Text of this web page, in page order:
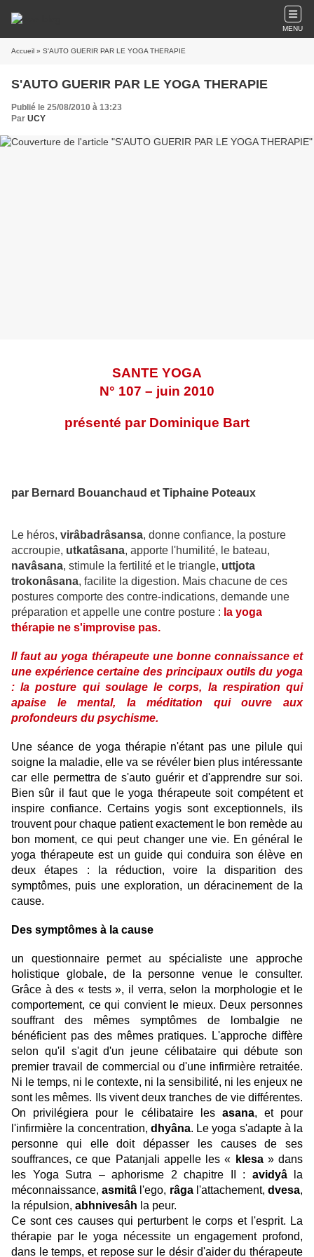
MENU
Accueil » S'AUTO GUERIR PAR LE YOGA THERAPIE
S'AUTO GUERIR PAR LE YOGA THERAPIE
Publié le 25/08/2010 à 13:23
Par UCY
SANTE YOGA
N° 107 – juin 2010
présenté par Dominique Bart
par Bernard Bouanchaud et Tiphaine Poteaux
Le héros, virâbadrâsansa, donne confiance, la posture
accroupie, utkatâsana, apporte l'humilité, le bateau,
navâsana, stimule la fertilité et le triangle, uttjota
trokonâsana, facilite la digestion. Mais chacune de ces
postures comporte des contre-indications, demande une
préparation et appelle une contre posture : la yoga
thérapie ne s'improvise pas.
Il faut au yoga thérapeute une bonne connaissance et
une expérience certaine des principaux outils du yoga
: la posture qui soulage le corps, la respiration qui
apaise le mental, la méditation qui ouvre aux
profondeurs du psychisme.
Une séance de yoga thérapie n'étant pas une pilule qui
soigne la maladie, elle va se révéler bien plus intéressante
car elle permettra de s'auto guérir et d'apprendre sur soi.
Bien sûr il faut que le yoga thérapeute soit compétent et
inspire confiance. Certains yogis sont exceptionnels, ils
trouvent pour chaque patient exactement le bon remède au
bon moment, ce qui peut changer une vie. En général le
yoga thérapeute est un guide qui conduira son élève en
deux étapes : la réduction, voire la disparition des
symptômes, puis une exploration, un déracinement de la
cause.
Des symptômes à la cause
un questionnaire permet au spécialiste une approche
holistique globale, de la personne venue le consulter.
Grâce à des « tests », il verra, selon la morphologie et le
comportement, ce qui convient le mieux. Deux personnes
souffrant des mêmes symptômes de lombalgie ne
bénéficient pas des mêmes pratiques. L'approche diffère
selon qu'il s'agit d'un jeune célibataire qui débute son
premier travail de commercial ou d'une infirmière retraitée.
Ni le temps, ni le contexte, ni la sensibilité, ni les enjeux ne
sont les mêmes. Ils vivent deux tranches de vie différentes.
On privilégiera pour le célibataire les asana, et pour
l'infirmière la concentration, dhyâna. Le yoga s'adapte à la
personne qui elle doit dépasser les causes de ses
souffrances, ce que Patanjali appelle les « klesa» dans
les Yoga Sutra – aphorisme 2 chapitre II : avidyâla
méconnaissance,asmitâ l'ego, râgal'attachement,dvesa,
la répulsion, abhnivesâh la peur.
Ce sont ces causes qui perturbent le corps et l'esprit. La
thérapie par le yoga nécessite un engagement profond,
dans le temps, et repose sur le désir d'aider du thérapeute